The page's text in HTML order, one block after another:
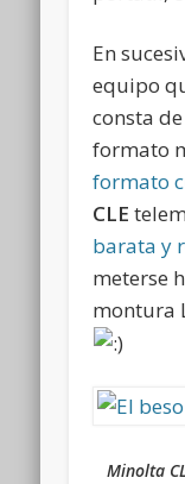
En
equipo
consta
formato
formato
CLE
barata y
meterse
montura
Minolta